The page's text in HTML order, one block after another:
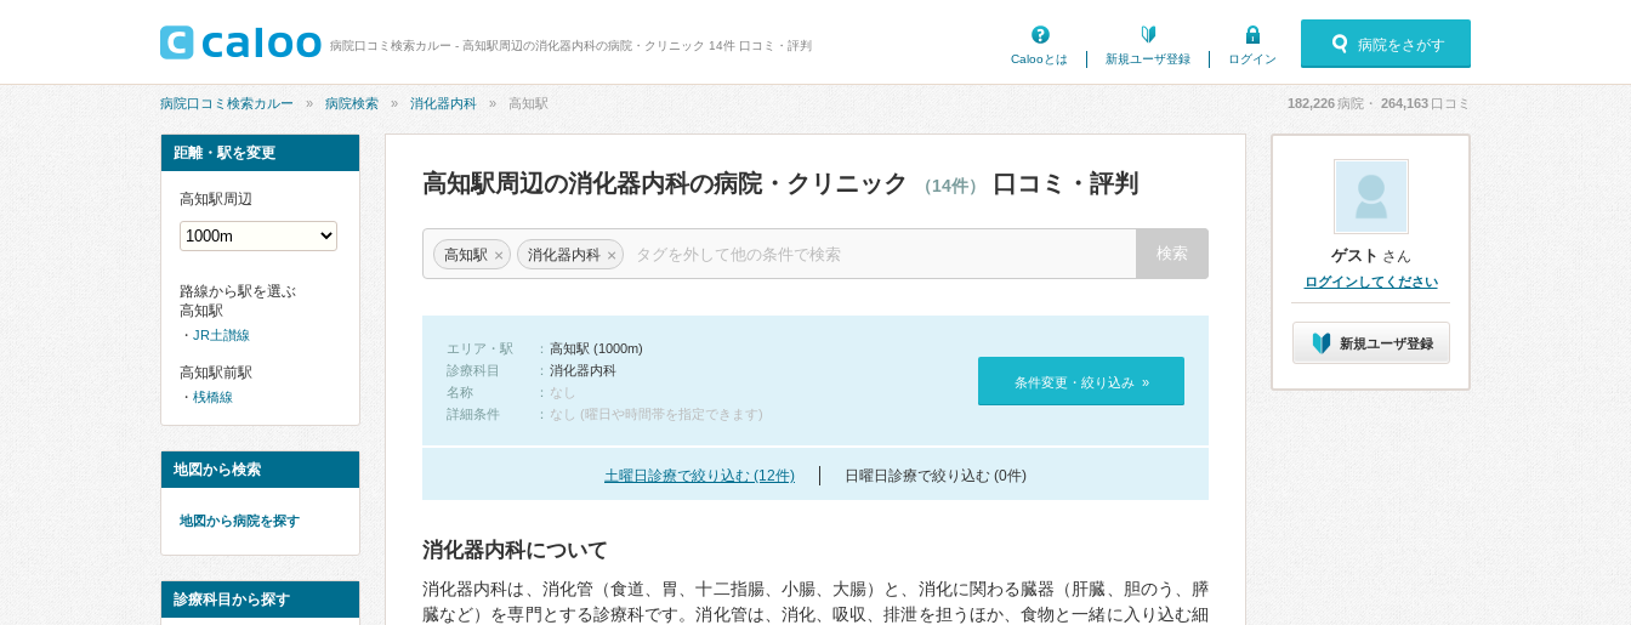
病院口コミ検索カルー - 高知駅周辺の消化器内科の病院・クリニック 14件 口コミ・評判
Calooとは
新規ユーザ登録 ログイン
病院をさがす
病院口コミ検索カルー 病院検索 消化器内科 高知駅 182,226病院・ 264,163 口コミ
高知駅周辺の消化器内科の病院・クリニック （14件） 口コミ・評判
高知駅 × 消化器内科 ×
エリア・駅
高知駅 (1000m)
診療科目
消化器内科
名称
なし
詳細条件
なし (曜日や時間帯を指定できます)
条件変更・絞り込み »
土曜日診療で絞り込む (12件) 日曜日診療で絞り込む (0件)
消化器内科について
消化器内科は、消化管（食道、胃、十二指腸、小腸、大腸）と、消化に関わる臓器（肝臓、胆のう、膵
臓など）を専門とする診療科です。消化管は、消化、吸収、排泄を担うほか、食物と一緒に入り込む細
距離・駅を変更
高知駅周辺
路線から駅を選ぶ
高知駅
JR土讃線
高知駅前駅
桟橋線
地図から検索
地図から病院を探す
診療科目から探す
ゲスト さん
ログインしてください
新規ユーザ登録